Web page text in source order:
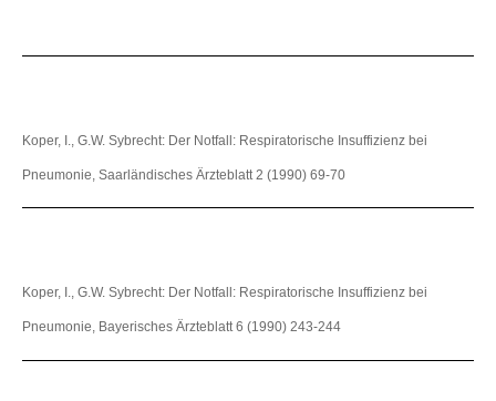
Koper, I., G.W. Sybrecht: Der Notfall: Respiratorische Insuffizienz bei
Pneumonie, Saarländisches Ärzteblatt 2 (1990) 69-70
Koper, I., G.W. Sybrecht: Der Notfall: Respiratorische Insuffizienz bei
Pneumonie, Bayerisches Ärzteblatt 6 (1990) 243-244